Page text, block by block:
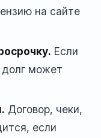
на сайте
Если
долг может
Договор, чеки,
если